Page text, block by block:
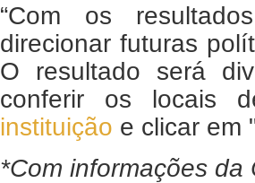
“Com os
direcionar futuras
O resultado será
conferir os locais
instituição e clicar em
*Com informações da